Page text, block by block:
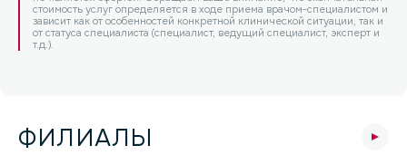
стоимость услуг определяется в ходе приема врачом-специалистом и
зависит как от особенностей конкретной клинической ситуации, так и
от статуса специалиста (специалист, ведущий специалист, эксперт и
т.д.).
ФИЛИАЛЫ